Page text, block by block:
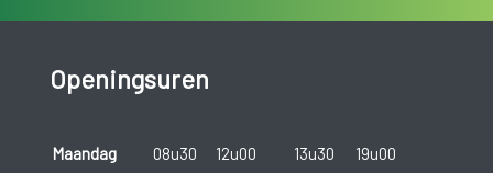
Openingsuren
Maandag 08u30 12u00 13u30
19u00